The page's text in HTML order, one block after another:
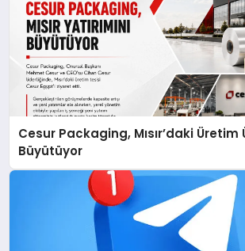
Cesur Packaging, Mısır’daki Üretim
Büyütüyor